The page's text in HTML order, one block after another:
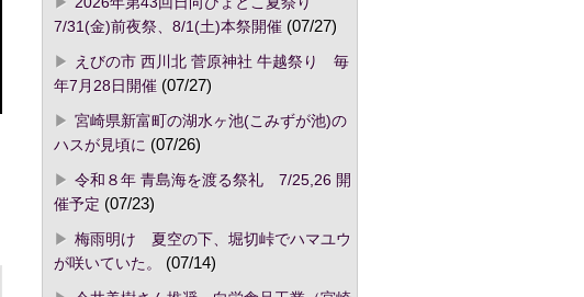
7/31(金)前夜祭、8/1(土)本祭開催(07/27)
えびの市 西川北 菅原神社 牛越祭り 毎
年7月28日開催(07/27)
宮崎県新富町の湖水ヶ池(こみずが池)の
ハスが見頃に (07/26)
令和８年 青島海を渡る祭礼 7/25,26 開
催予定 (07/23)
梅雨明け 夏空の下、堀切峠でハマユウ
が咲いていた。
(07/14)